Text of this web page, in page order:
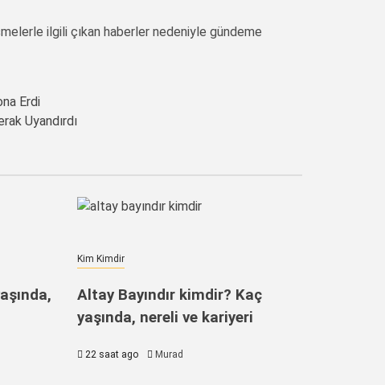
ilgili çıkan haberler nedeniyle gündeme
Erdi
Uyandırdı
Kim Kimdir
Altay Bayındır kimdir? Kaç
yaşında, nereli ve kariyeri
22 saat ago Murad